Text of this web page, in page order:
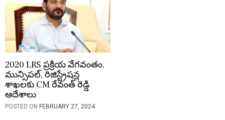
2020 LRS​ ప్రక్రియ వేగవంతం,
మున్సిపల్, రిజిస్ట్రేషన్ల
శాఖలకు CM రేవంత్​ రెడ్డి
ఆదేశాలు
POSTED ON FEBRUARY 27, 2024